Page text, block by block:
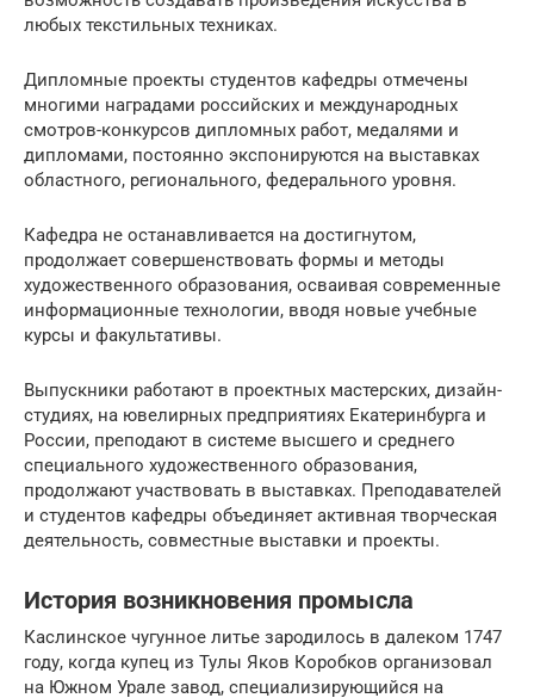
любых текстильных техниках.
Дипломные проекты студентов кафедры отмечены
многими наградами российских и международных
смотров-конкурсов дипломных работ, медалями и
дипломами, постоянно экспонируются на выставках
областного, регионального, федерального уровня.
Кафедра не останавливается на достигнутом,
продолжает совершенствовать формы и методы
художественного образования, осваивая современные
информационные технологии, вводя новые учебные
курсы и факультативы.
Выпускники работают в проектных мастерских, дизайн-
студиях, на ювелирных предприятиях Екатеринбурга и
России, преподают в системе высшего и среднего
специального художественного образования,
продолжают участвовать в выставках. Преподавателей
и студентов кафедры объединяет активная творческая
деятельность, совместные выставки и проекты.
История возникновения промысла
Каслинское чугунное литье зародилось в далеком 1747
году, когда купец из Тулы Яков Коробков организовал
на Южном Урале завод, специализирующийся на